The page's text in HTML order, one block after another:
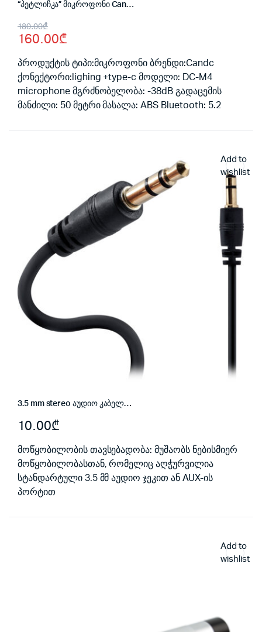
“პეტლიჩკა” მიკროფონი Candc DC-M4 microphone for iphone+type-c
180.00₾
Original
price
was:
180.00₾.
160.00₾
Current
price
is:
160.00₾.
პროდუქტის ტიპი:მიკროფონი ბრენდი:Candc
ქონექტორი:lighing +type-c მოდელი: DC-M4
microphone მგრძნობელობა: -38dB გადაცემის
მანძილი: 50 მეტრიმასალა: ABS Bluetooth: 5.2
Add to
wishlist
3.5 mm stereo აუდიო კაბელი aux ყიდვა
10.00₾
მოწყობილობის თავსებადობა: მუშაობს ნებისმიერ
მოწყობილობასთან, რომელიც აღჭურვილია
სტანდარტული 3.5 მმ აუდიო ჯეკით ან AUX-ის
პორტით
Add to
wishlist